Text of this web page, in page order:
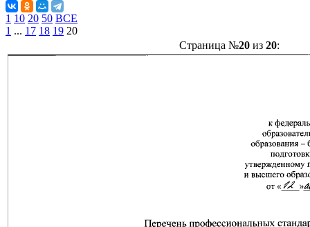
1 10 20 50 ВСЕ
1 ... 17 18 19 20
Страница №20из 20: